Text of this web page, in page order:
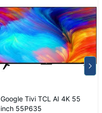
Google Tivi TCL AI 4K 55
inch 55P635